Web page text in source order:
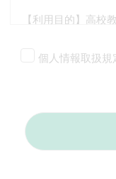
【利用目的】高校
【保護する個人情
個人情報取扱